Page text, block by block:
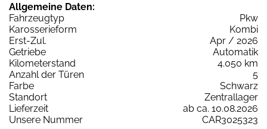
Allgemeine Daten:
Fahrzeugtyp
Pkw
Karosserieform
Kombi
Erst-Zul.
Apr / 2026
Getriebe
Automatik
Kilometerstand
4.050 km
Anzahl der Türen
5
Farbe
Schwarz
Standort
Zentrallager
Lieferzeit
ab ca. 10.08.2026
Unsere Nummer
CAR3025323